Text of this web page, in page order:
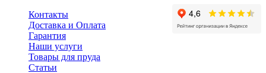
Контакты
Доставка и Оплата
Гарантия
Наши услуги
Товары для пруда
Статьи